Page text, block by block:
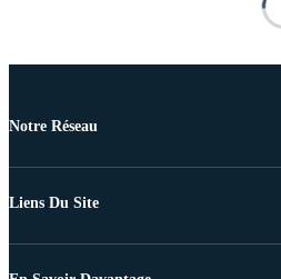
Notre Réseau
Liens Du Site